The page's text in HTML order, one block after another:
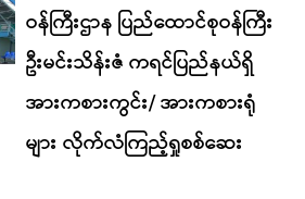
ဝန်ကြီးဌာန ပြည်ထောင်စုဝန်ကြီး
ဦးမင်းသိန်းဇံ ကရင်ပြည်နယ်ရှိ
အားကစားကွင်း/ အားကစားရုံ
များ လိုက်လံကြည့်ရှုစစ်ဆေး